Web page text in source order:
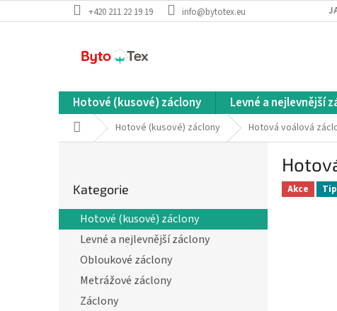
na
+420 211 22 19 19 info@bytotex.eu
Hotové (kusové) záclony Levné a nejlevnější
Domů Hotové (kusové) záclony Hotová voálová
r
a
kategorie
Kategorie
Hotové (kusové) záclony
Levné a nejlevnější záclony
Obloukové záclony
Metrážové záclony
Záclony
Akce Tip